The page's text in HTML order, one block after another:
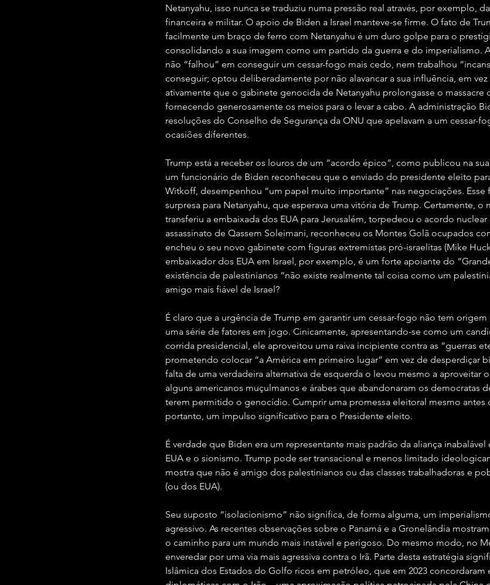
Netanyahu, isso nunca se traduziu numa pressão real através, por exemplo,
financeira e militar. O apoio de Biden a Israel manteve-se firme. O fato de
facilmente um braço de ferro com Netanyahu é um duro golpe para o
consolidando a sua imagem como um partido da guerra e do imperialismo.
não “falhou” em conseguir um cessar-fogo mais cedo, nem trabalhou
conseguir; optou deliberadamente por não alavancar a sua influência, em
ativamente que o gabinete genocida de Netanyahu prolongasse o massacre
fornecendo generosamente os meios para o levar a cabo. A administração
resoluções do Conselho de Segurança da ONU que apelavam a um cessar-
ocasiões diferentes.
Trump está a receber os louros de um “acordo épico”, como publicou na
um funcionário de Biden reconheceu que o enviado do presidente eleito
Witkoff, desempenhou “um papel muito importante” nas negociações. Esse
surpresa para Netanyahu, que esperava uma vitória de Trump. Certamente, o
transferiu a embaixada dos EUA para Jerusalém, torpedeou o acordo
assassinato de Qassem Soleimani, reconheceu os Montes Golã ocupados
encheu o seu novo gabinete com figuras extremistas pró-israelitas (Mike
embaixador dos EUA em Israel, por exemplo, é um forte apoiante do
existência de palestinianos “não existe realmente tal coisa como um
amigo mais fiável de Israel?
É claro que a urgência de Trump em garantir um cessar-fogo não tem
uma série de fatores em jogo. Cinicamente, apresentando-se como um
corrida presidencial, ele aproveitou uma raiva incipiente contra as “guerras
prometendo colocar “a América em primeiro lugar” em vez de desperdiçar
falta de uma verdadeira alternativa de esquerda o levou mesmo a aproveitar
alguns americanos muçulmanos e árabes que abandonaram os democratas
terem permitido o genocídio. Cumprir uma promessa eleitoral mesmo antes
portanto, um impulso significativo para o Presidente eleito.
É verdade que Biden era um representante mais padrão da aliança
EUA e o sionismo. Trump pode ser transacional e menos limitado
mostra que não é amigo dos palestinianos ou das classes trabalhadoras e
(ou dos EUA).
Seu suposto “isolacionismo” não significa, de forma alguma, um
agressivo. As recentes observações sobre o Panamá e a Gronelândia
o caminho para um mundo mais instável e perigoso. Do mesmo modo, no
enveredar por uma via mais agressiva contra o Irã. Parte desta estratégia
Islâmica dos Estados do Golfo ricos em petróleo, que em 2023 concordaram